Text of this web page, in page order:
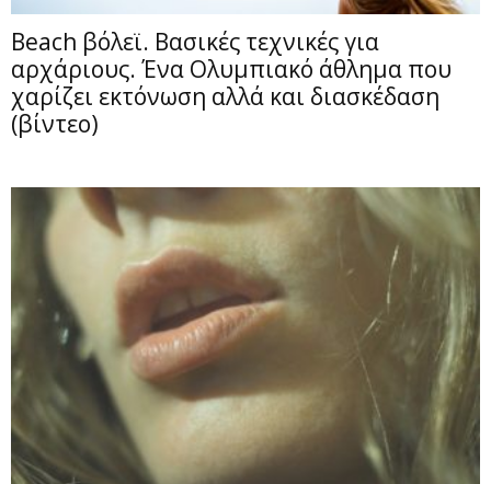
Beach βόλεϊ. Βασικές τεχνικές για
αρχάριους. Ένα Ολυμπιακό άθλημα που
χαρίζει εκτόνωση αλλά και διασκέδαση
(βίντεο)